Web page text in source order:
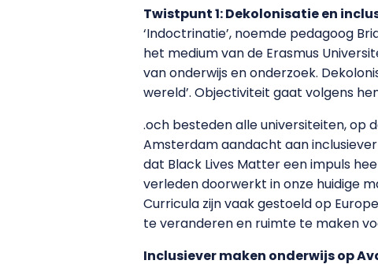
Twistpunt 1: Dekolonisatie en
‘Indoctrinatie’, noemde pedagoog
het medium van de Erasmus
van onderwijs en onderzoek.
wereld’. Objectiviteit gaat volgens
.och besteden alle universiteiten, op
Amsterdam aandacht aan
dat Black Lives Matter een impuls
verleden doorwerkt in onze huidige
Curricula zijn vaak gestoeld op
te veranderen en ruimte te maken
Inclusiever maken onderwijs op